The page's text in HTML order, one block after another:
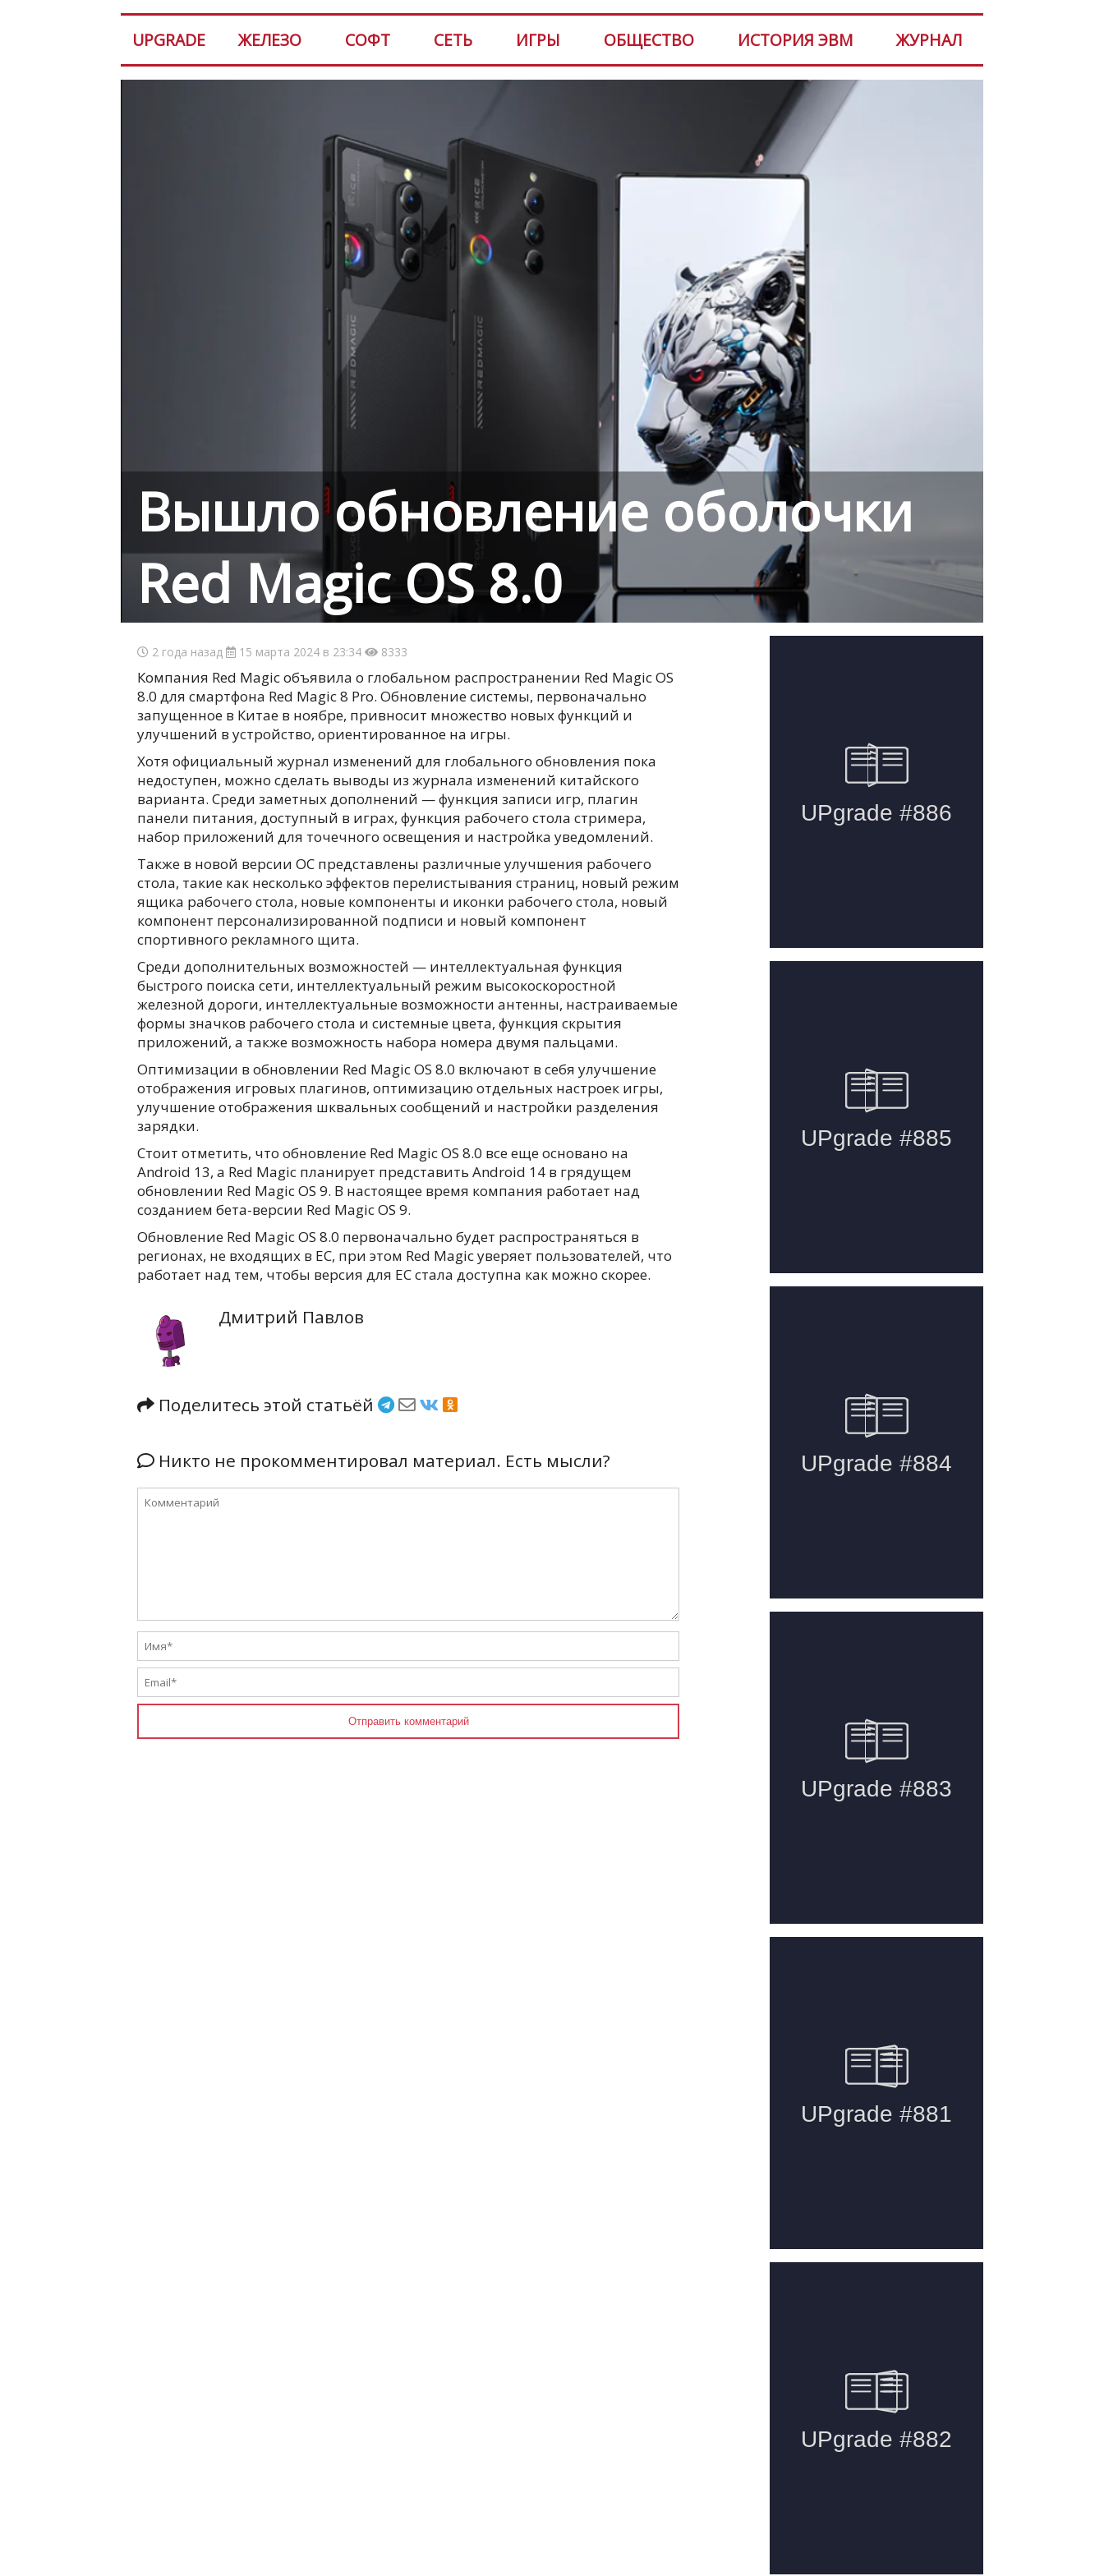
UPGRADE ЖЕЛЕЗО СОФТ СЕТЬ ИГРЫ ОБЩЕСТВО ИСТОРИЯ ЭВМ ЖУРНАЛ
Вышло обновление оболочки
Red Magic OS 8.0
2 года назад 15 марта 2024 в 23:34 8333
Компания Red Magic объявила о глобальном распространении Red Magic OS
8.0 для смартфона Red Magic 8 Pro. Обновление системы, первоначально
запущенное в Китае в ноябре, привносит множество новых функций и
улучшений в устройство, ориентированное на игры.
Хотя официальный журнал изменений для глобального обновления пока
недоступен, можно сделать выводы из журнала изменений китайского
варианта. Среди заметных дополнений — функция записи игр, плагин
панели питания, доступный в играх, функция рабочего стола стримера,
набор приложений для точечного освещения и настройка уведомлений.
Также в новой версии ОС представлены различные улучшения рабочего
стола, такие как несколько эффектов перелистывания страниц, новый режим
ящика рабочего стола, новые компоненты и иконки рабочего стола, новый
компонент персонализированной подписи и новый компонент
спортивного рекламного щита.
Среди дополнительных возможностей — интеллектуальная функция
быстрого поиска сети, интеллектуальный режим высокоскоростной
железной дороги, интеллектуальные возможности антенны, настраиваемые
формы значков рабочего стола и системные цвета, функция скрытия
приложений, а также возможность набора номера двумя пальцами.
Оптимизации в обновлении Red Magic OS 8.0 включают в себя улучшение
отображения игровых плагинов, оптимизацию отдельных настроек игры,
улучшение отображения шквальных сообщений и настройки разделения
зарядки.
Стоит отметить, что обновление Red Magic OS 8.0 все еще основано на
Android 13, а Red Magic планирует представить Android 14 в грядущем
обновлении Red Magic OS 9. В настоящее время компания работает над
созданием бета-версии Red Magic OS 9.
Обновление Red Magic OS 8.0 первоначально будет распространяться в
регионах, не входящих в ЕС, при этом Red Magic уверяет пользователей, что
работает над тем, чтобы версия для ЕС стала доступна как можно скорее.
Дмитрий Павлов
Поделитесь этой статьёй
Никто не прокомментировал материал. Есть мысли?